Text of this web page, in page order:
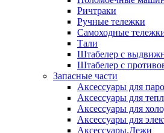
Ричтраки
Ручные тележки
Самоходные
Тали
Штабелер с
Штабелер с
Запасные части
Аксессуары для
Аксессуары для
Аксессуары для
Аксессуары для
Аксессуары.Дежи